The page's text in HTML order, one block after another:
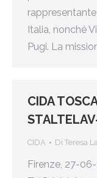
Italia, nonché
Pugi. La
CIDA
CIDA Di Teresa
Firenze, 27-